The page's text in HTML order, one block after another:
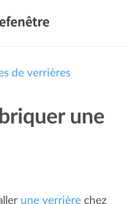
de verrières
une
une verrière chez